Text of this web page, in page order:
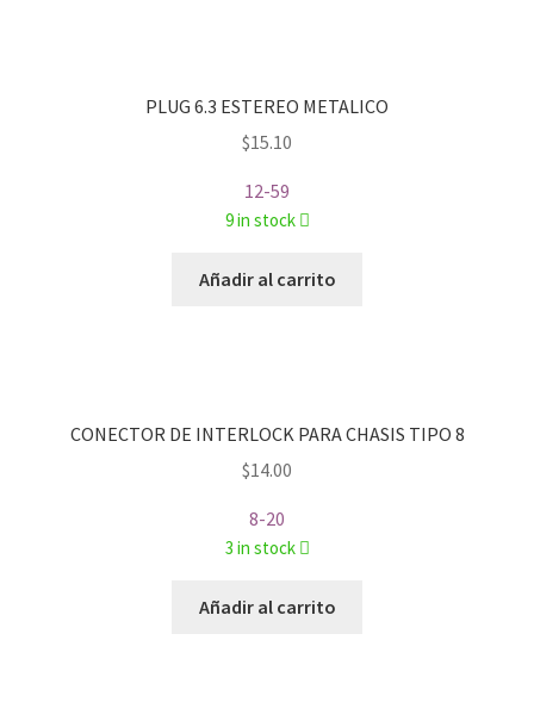
PLUG 6.3 ESTEREO METALICO
$15.10
12-59
9 in stock
Añadir al carrito
CONECTOR DE INTERLOCK PARA CHASIS TIPO 8
$14.00
8-20
3 in stock
Añadir al carrito